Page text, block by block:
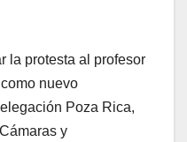
la protesta al profesor
nuevo
Poza Rica,
y